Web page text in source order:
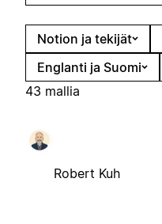
Notion ja tekijät
Englanti ja Suomi
43 mallia
Robert Kuh